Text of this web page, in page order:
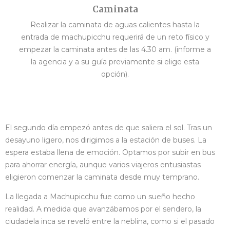
Caminata
Realizar la caminata de aguas calientes hasta la
entrada de machupicchu requerirá de un reto físico y
empezar la caminata antes de las 4.30 am. (informe a
la agencia y a su guía previamente si elige esta
opción).
El segundo día empezó antes de que saliera el sol. Tras un
desayuno ligero, nos dirigimos a la estación de buses. La
espera estaba llena de emoción. Optamos por subir en bus
para ahorrar energía, aunque varios viajeros entusiastas
eligieron comenzar la caminata desde muy temprano.
La llegada a Machupicchu fue como un sueño hecho
realidad. A medida que avanzábamos por el sendero, la
ciudadela inca se reveló entre la neblina, como si el pasado